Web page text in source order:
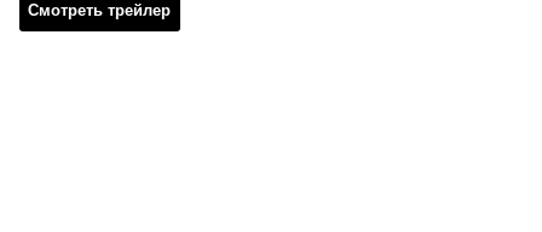
Смотреть трейлер